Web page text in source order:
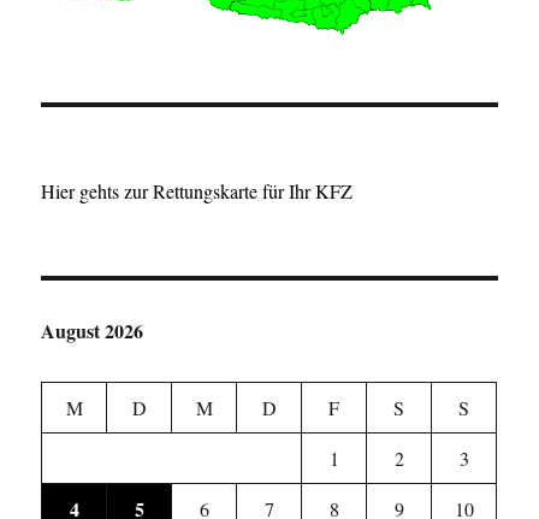
Hier gehts zur Rettungskarte für Ihr KFZ
August 2026
M D M D F S
S
1
2 3
4 5 6 7 8 9
10